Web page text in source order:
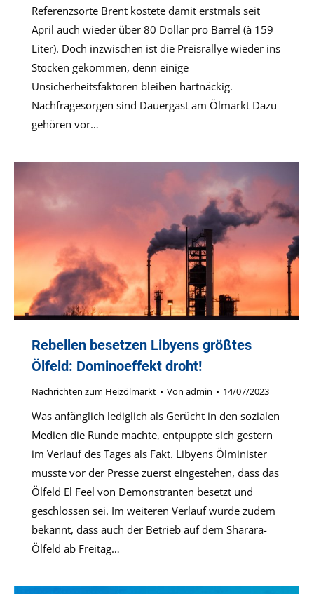
Referenzsorte Brent kostete damit erstmals seit
April auch wieder über 80 Dollar pro Barrel (à 159
Liter). Doch inzwischen ist die Preisrallye wieder ins
Stocken gekommen, denn einige
Unsicherheitsfaktoren bleiben hartnäckig.
Nachfragesorgen sind Dauergast am Ölmarkt Dazu
gehören vor…
Rebellen besetzen Libyens größtes
Ölfeld: Dominoeffekt droht!
Nachrichten zum Heizölmarkt Von admin 14/07/2023
Was anfänglich lediglich als Gerücht in den sozialen
Medien die Runde machte, entpuppte sich gestern
im Verlauf des Tages als Fakt. Libyens Ölminister
musste vor der Presse zuerst eingestehen, dass das
Ölfeld El Feel von Demonstranten besetzt und
geschlossen sei. Im weiteren Verlauf wurde zudem
bekannt, dass auch der Betrieb auf dem Sharara-
Ölfeld ab Freitag…